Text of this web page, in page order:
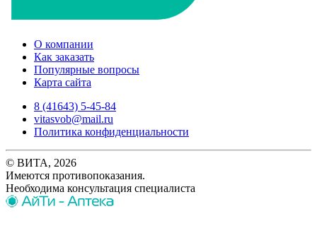
О компании
Как заказать
Популярные вопросы
Карта сайта
8 (41643) 5-45-84
vitasvob@mail.ru
Политика конфиденциальности
© ВИТА, 2026
Имеются противопоказания.
Необходима консультация специалиста